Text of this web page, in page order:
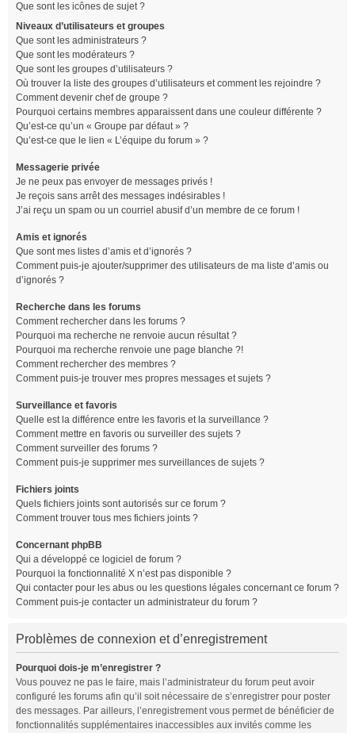
Que sont les icônes de sujet ?
Niveaux d’utilisateurs et groupes
Que sont les administrateurs ?
Que sont les modérateurs ?
Que sont les groupes d’utilisateurs ?
Où trouver la liste des groupes d’utilisateurs et comment les rejoindre ?
Comment devenir chef de groupe ?
Pourquoi certains membres apparaissent dans une couleur différente ?
Qu’est-ce qu’un « Groupe par défaut » ?
Qu’est-ce que le lien « L’équipe du forum » ?
Messagerie privée
Je ne peux pas envoyer de messages privés !
Je reçois sans arrêt des messages indésirables !
J’ai reçu un spam ou un courriel abusif d’un membre de ce forum !
Amis et ignorés
Que sont mes listes d’amis et d’ignorés ?
Comment puis-je ajouter/supprimer des utilisateurs de ma liste d’amis ou
d’ignorés ?
Recherche dans les forums
Comment rechercher dans les forums ?
Pourquoi ma recherche ne renvoie aucun résultat ?
Pourquoi ma recherche renvoie une page blanche ?!
Comment rechercher des membres ?
Comment puis-je trouver mes propres messages et sujets ?
Surveillance et favoris
Quelle est la différence entre les favoris et la surveillance ?
Comment mettre en favoris ou surveiller des sujets ?
Comment surveiller des forums ?
Comment puis-je supprimer mes surveillances de sujets ?
Fichiers joints
Quels fichiers joints sont autorisés sur ce forum ?
Comment trouver tous mes fichiers joints ?
Concernant phpBB
Qui a développé ce logiciel de forum ?
Pourquoi la fonctionnalité X n’est pas disponible ?
Qui contacter pour les abus ou les questions légales concernant ce forum ?
Comment puis-je contacter un administrateur du forum ?
Problèmes de connexion et d’enregistrement
Pourquoi dois-je m’enregistrer ?
Vous pouvez ne pas le faire, mais l’administrateur du forum peut avoir
configuré les forums afin qu’il soit nécessaire de s’enregistrer pour poster
des messages. Par ailleurs, l’enregistrement vous permet de bénéficier de
fonctionnalités supplémentaires inaccessibles aux invités comme les